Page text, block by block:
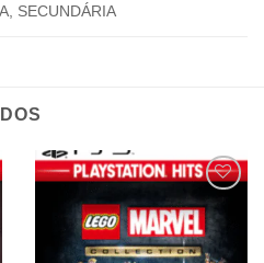
SECUNDÁRIA